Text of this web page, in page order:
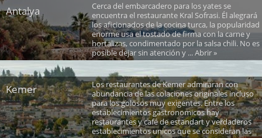
Antalya
Cerca del embarcadero para los yates se
encuentra el restaurante Kral Sofrasi. Él alegrará
los aficionados de la cocina turca, la popularidad
enorme usa el tostado de firma con la carne y
hortalizas, condimentado por la salsa chili. No es
posible dejar sin atención y ... Abrir »
Kemer
Los restaurantes de Kemer admiraran con
abundancia de las colaciones originales incluso
para los golosos muy exigentes. Entre los
establecimientos gastronomicos hay
restaurantes y café de estandart y verdaderos
establecimientos unicos que se consideran las